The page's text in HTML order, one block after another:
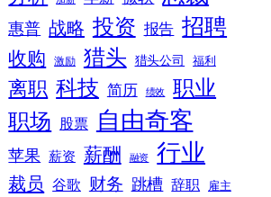
惠普 战略 投资 报告 招聘
收购 激励 猎头 猎头公司 福利
离职 科技 简历 绩效 职业
职场 股票 自由奇客
苹果 薪资 薪酬 融资 行业
裁员 谷歌 财务 跳槽 辞职 雇主